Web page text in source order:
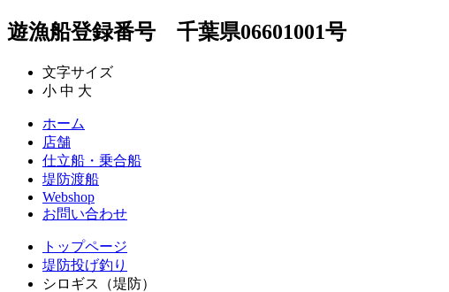
遊漁船登録番号 千葉県06601001号
文字サイズ
小 中 大
ホーム
店舗
仕立船・乗合船
堤防渡船
Webshop
お問い合わせ
トップページ
堤防投げ釣り
シロギス（堤防）